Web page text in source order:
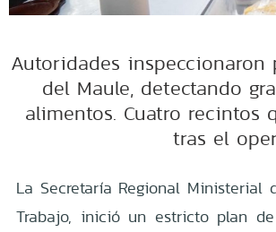
Autoridades inspeccionaron
del Maule, detectando
alimentos. Cuatro recintos
tras el
La Secretaría Regional
Trabajo, inició un estricto plan